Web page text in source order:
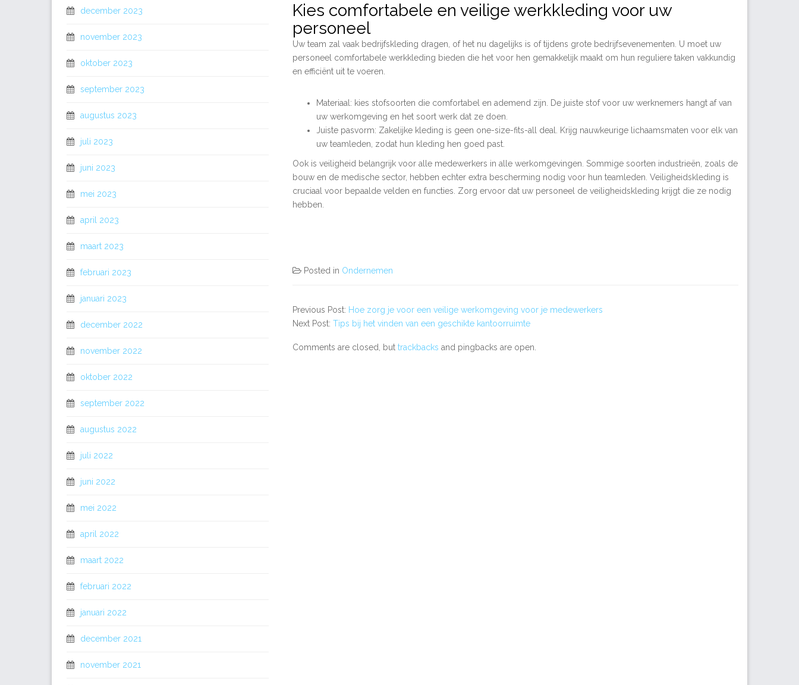
december 2023
november 2023
oktober 2023
september 2023
augustus 2023
juli 2023
juni 2023
mei 2023
april 2023
maart 2023
februari 2023
januari 2023
december 2022
november 2022
oktober 2022
september 2022
augustus 2022
juli 2022
juni 2022
mei 2022
april 2022
maart 2022
februari 2022
januari 2022
december 2021
november 2021
Kies comfortabele en veilige werkkleding voor uw
personeel
Uw team zal vaak bedrijfskleding dragen, of het nu dagelijks is of tijdens grote bedrijfsevenementen. U moet uw
personeel comfortabele werkkleding bieden die het voor hen gemakkelijk maakt om hun reguliere taken vakkundig
en efficiënt uit te voeren.
Materiaal: kies stofsoorten die comfortabel en ademend zijn. De juiste stof voor uw werknemers hangt af van
uw werkomgeving en het soort werk dat ze doen.
Juiste pasvorm: Zakelijke kleding is geen one-size-fits-all deal. Krijg nauwkeurige lichaamsmaten voor elk van
uw teamleden, zodat hun kleding hen goed past.
Ook is veiligheid belangrijk voor alle medewerkers in alle werkomgevingen. Sommige soorten industrieën, zoals de
bouw en de medische sector, hebben echter extra bescherming nodig voor hun teamleden. Veiligheidskleding is
cruciaal voor bepaalde velden en functies. Zorg ervoor dat uw personeel de veiligheidskleding krijgt die ze nodig
hebben.
Posted in Ondernemen
Previous Post: Hoe zorg je voor een veilige werkomgeving voor je medewerkers
Next Post: Tips bij het vinden van een geschikte kantoorruimte
Comments are closed, but trackbacks and pingbacks are open.